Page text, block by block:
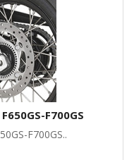
F700GS
F700GS..